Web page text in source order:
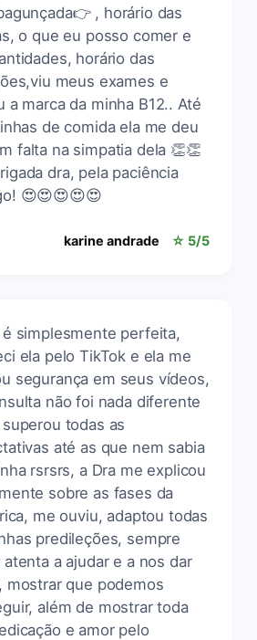
, horário das
o que eu posso comer e
horário das
meus exames e
a marca da minha B12.. Até
de comida ela me deu
falta na simpatia dela 👏👏
dra, pela paciência
😍😍😍😍😍
karine andrade ☆ 5/5
é simplesmente perfeita,
ela pelo TikTok e ela me
segurança em seus vídeos,
não foi nada diferente
todas as
até as que nem sabia
rsrsrs, a Dra me explicou
sobre as fases da
me ouviu, adaptou todas
predileções, sempre
a ajudar e a nos dar
mostrar que podemos
além de mostrar toda
e amor pelo